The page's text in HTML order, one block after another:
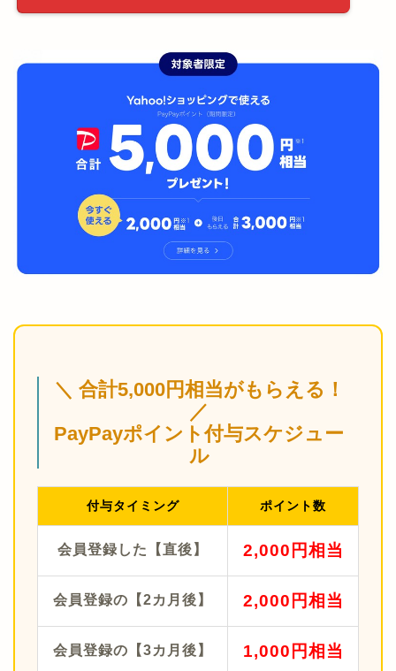
＼ 合計5,000円相当がもらえる！
／
PayPayポイント付与スケジュー
ル
付与タイミング ポイント数
会員登録した【直後】 2,000円相当
会員登録の【2カ月後】 2,000円相当
会員登録の【3カ月後】 1,000円相当